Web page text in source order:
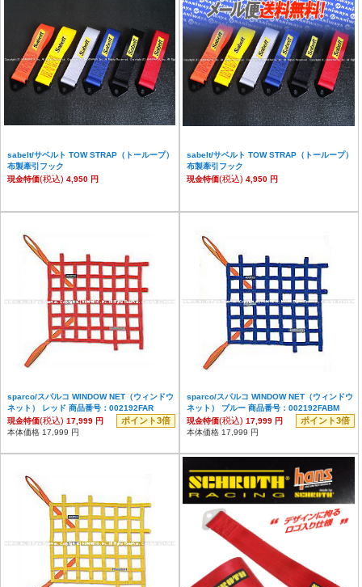
sabelt/サベルト TOW STRAP（トーループ）
布製牽引フック
現金特価(税込) 4,950 円
sabelt/サベルト TOW STRAP（トーループ）
布製牽引フック
現金特価(税込) 4,950 円
sparco/スパルコ WINDOW NET（ウィンドウ
ネット） レッド 商品番号：002192FAR
現金特価(税込) 17,999 円 ポイント3倍
本体価格 17,999 円
sparco/スパルコ WINDOW NET（ウィンドウ
ネット） ブルー 商品番号：002192FABM
現金特価(税込) 17,999 円 ポイント3倍
本体価格 17,999 円